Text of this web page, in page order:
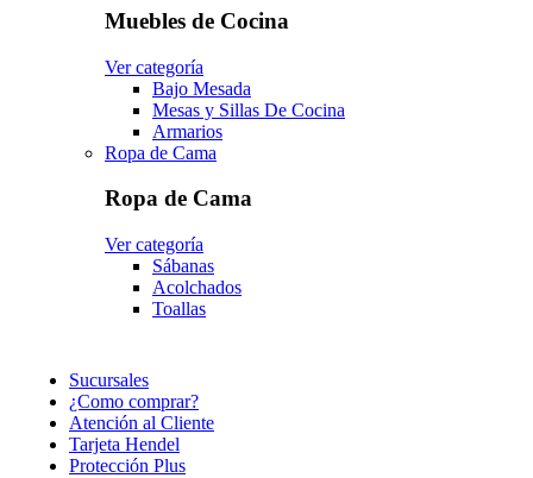
Muebles de Cocina
Ver categoría
Bajo Mesada
Mesas y Sillas De Cocina
Armarios
Ropa de Cama
Ropa de Cama
Ver categoría
Sábanas
Acolchados
Toallas
Sucursales
¿Como comprar?
Atención al Cliente
Tarjeta Hendel
Protección Plus